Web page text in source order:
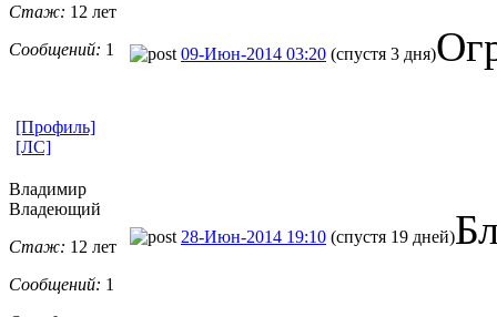
Стаж: 12 лет
Сообщений: 1 09-Июн-2014 03:20 (спустя 3 дня)
[Профиль]
[ЛС]
Владимир
Владеющий
Стаж: 12 лет
Сообщений: 1
28-Июн-2014 19:10 (спустя 19 дней)